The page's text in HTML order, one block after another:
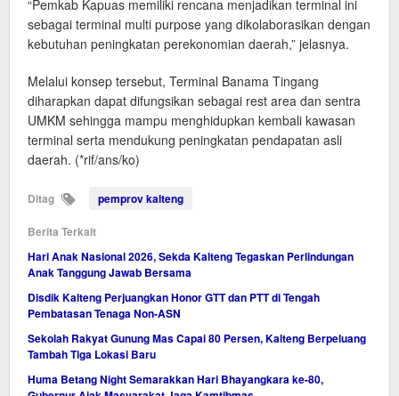
“Pemkab Kapuas memiliki rencana menjadikan terminal ini
sebagai terminal multi purpose yang dikolaborasikan dengan
kebutuhan peningkatan perekonomian daerah,” jelasnya.
Melalui konsep tersebut, Terminal Banama Tingang
diharapkan dapat difungsikan sebagai rest area dan sentra
UMKM sehingga mampu menghidupkan kembali kawasan
terminal serta mendukung peningkatan pendapatan asli
daerah. (*rif/ans/ko)
Ditag pemprov kalteng
Berita Terkait
Hari Anak Nasional 2026, Sekda Kalteng Tegaskan Perlindungan
Anak Tanggung Jawab Bersama
Disdik Kalteng Perjuangkan Honor GTT dan PTT di Tengah
Pembatasan Tenaga Non-ASN
Sekolah Rakyat Gunung Mas Capai 80 Persen, Kalteng Berpeluang
Tambah Tiga Lokasi Baru
Huma Betang Night Semarakkan Hari Bhayangkara ke-80,